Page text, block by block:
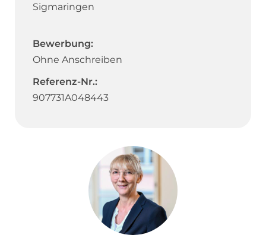
Sigmaringen
Bewerbung:
Ohne Anschreiben
Referenz-Nr.:
907731A048443